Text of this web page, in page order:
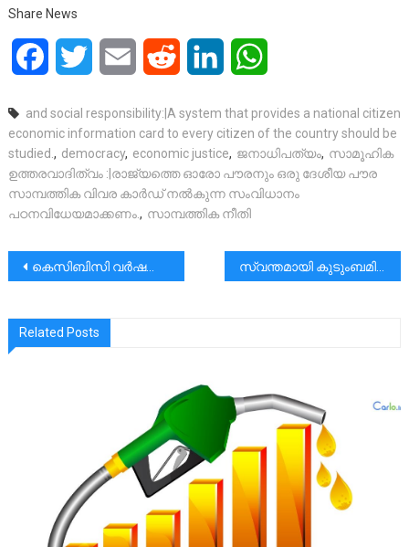
Share News
FacebookTwitter Email Reddit LinkedIn
and social responsibility:|A system that provides a national citizen
economic information card to every citizen of the country should be
studied., democracy, economic justice, ജനാധിപത്യം, സാമൂഹിക
ഉത്തരവാദിത്വം :|രാജ്യത്തെ ഓരോ പൗരനും ഒരു ദേശീയ പൗര
സാമ്പത്തിക വിവര കാർഡ് നൽകുന്ന സംവിധാനം
പഠനവിധേയമാക്കണം., സാമ്പത്തിക നീതി
പോസ്റ്റുകളിലൂടെ
കെസിബിസി വർഷകാല സമ്മേളനം നാളെ മുതൽ|പ്രസിഡൻ്റ് ആർച്ച് ബിഷപ്പ് ഡോ. വർഗീസ് ചക്കാലയ്ക്കൽ ഉദ്ഘാടനം ചെയ്യും. സ്വന്തമായി കുടുംബമില്ലാത്ത എനിക്ക് ഇപ്പോൾ സ്നേഹം പകരുന്നത് ഇവരെപ്പോലെയുള്ള അനേകം അരുമ മക്കളാണ്. |ചെറിയാൻ ഫിലിപ്പ്
Related Posts